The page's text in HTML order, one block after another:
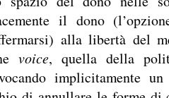
il dono
alla libertà del
voice, quella della
implicitamente